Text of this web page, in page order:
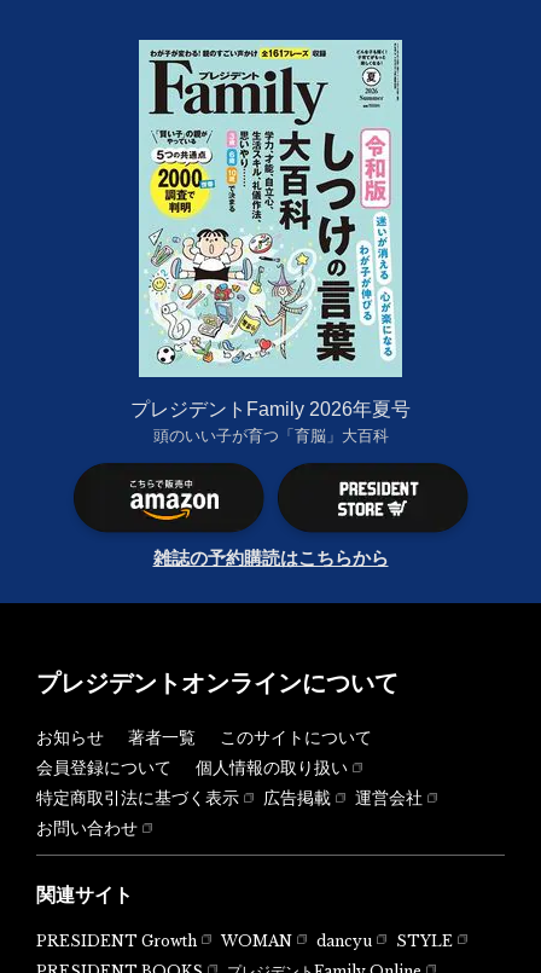
プレジデントFamily 2026年夏号
頭のいい子が育つ「育脳」大百科
雑誌の予約購読はこちらから
プレジデントオンラインについて
お知らせ 著者一覧
このサイトについて
会員登録について
個人情報の取り扱い
特定商取引法に基づく表示
広告掲載
運営会社
お問い合わせ
関連サイト
PRESIDENT Growth WOMAN dancyu
STYLE